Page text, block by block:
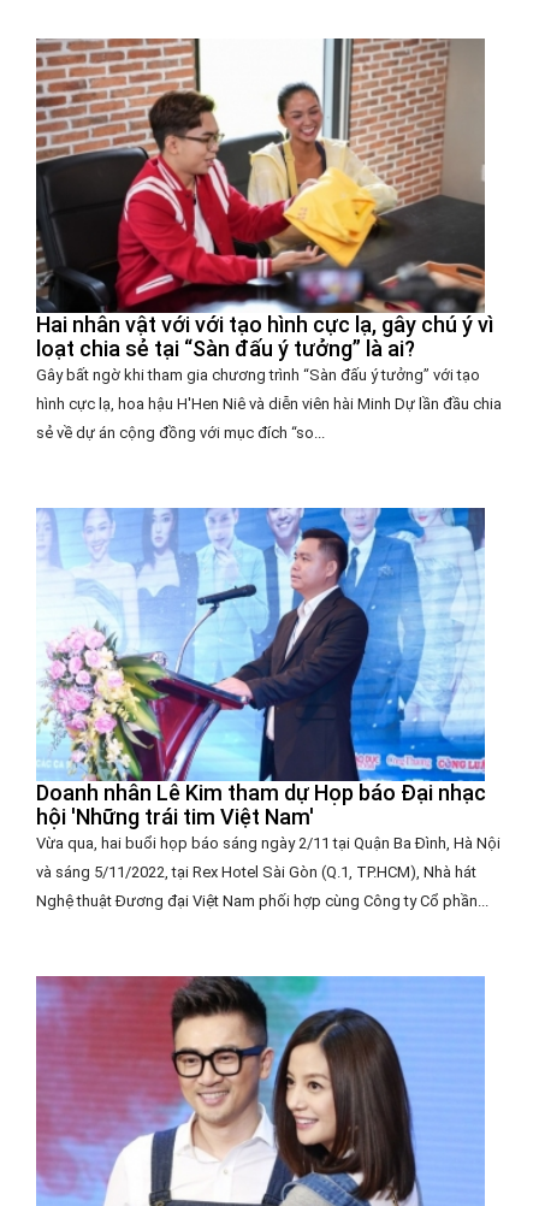
Hai nhân vật với với tạo hình cực lạ, gây chú ý vì
loạt chia sẻ tại “Sàn đấu ý tưởng” là ai?
Gây bất ngờ khi tham gia chương trình “Sàn đấu ý tưởng” với tạo
hình cực lạ, hoa hậu H'Hen Niê và diễn viên hài Minh Dự lần đầu chia
sẻ về dự án cộng đồng với mục đích “so...
Doanh nhân Lê Kim tham dự Họp báo Đại nhạc
hội 'Những trái tim Việt Nam'
Vừa qua, hai buổi họp báo sáng ngày 2/11 tại Quận Ba Đình, Hà Nội
và sáng 5/11/2022, tại Rex Hotel Sài Gòn (Q.1, TP.HCM), Nhà hát
Nghệ thuật Đương đại Việt Nam phối hợp cùng Công ty Cổ phần...